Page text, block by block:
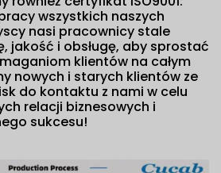
wszystkich naszych
nasi pracownicy stale
jakość i obsługę, aby sprostać
klientów na całym
nowych i starych klientów ze
do kontaktu z nami w celu
relacji biznesowych i
sukcesu!